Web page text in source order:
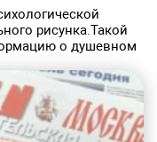
рисунка.Такой
о душевном